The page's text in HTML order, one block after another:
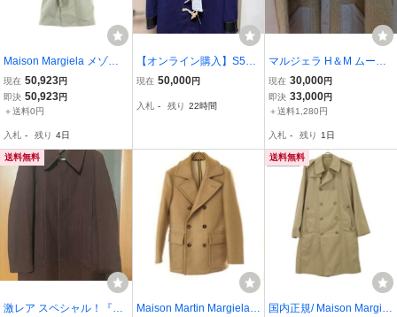
Maison Margiela メゾン
マルジェラ 02SS ここの
え期 Trench Coat トレン
チコート ロングコート ベ
現在 50,923円
即決 50,923円
＋送料0円
入札 - 残り 4日
【オンライン購入】S50A
M0519 メゾンマルジェラ
ルコート / 48 / ウール / ネ
現在 50,000円
入札 - 残り 22時間
マルジェラ H＆M ムート
ンコート 復刻 カバーとハ
ンガー付き
現在 30,000円
即決 33,000円
＋送料1,280円
入札 - 残り 1日
送料無料
激レア スペシャル！『M
Maison Martin Margiela 1
送料無料
国内正規/ Maison Margiel